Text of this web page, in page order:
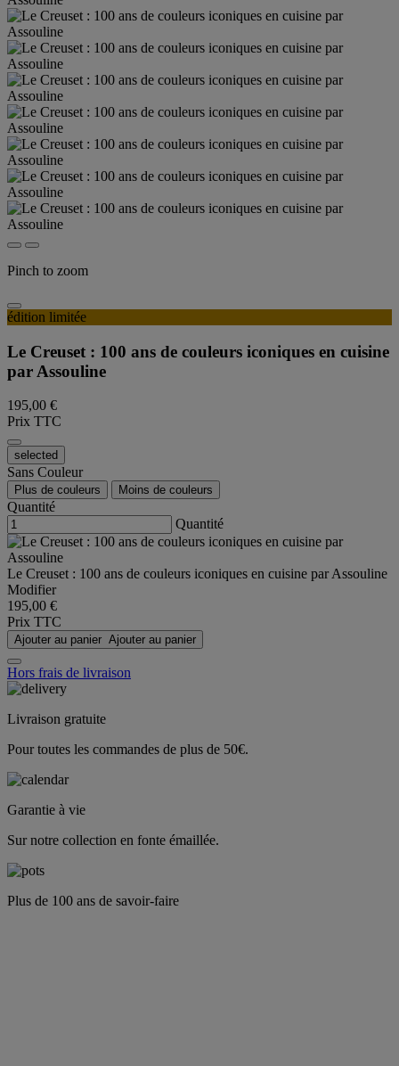
Pinch to zoom
édition limitée
Le Creuset : 100 ans de couleurs iconiques en cuisine
par Assouline
195,00 €
Prix TTC
selected
Sans Couleur
Plus de couleurs Moins de couleurs
Quantité
Quantité
Le Creuset : 100 ans de couleurs iconiques en cuisine par Assouline
Modifier
195,00 €
Prix TTC
Ajouter au panier Ajouter au panier
Hors frais de livraison
Livraison gratuite
Pour toutes les commandes de plus de 50€.
Garantie à vie
Sur notre collection en fonte émaillée.
Plus de 100 ans de savoir-faire